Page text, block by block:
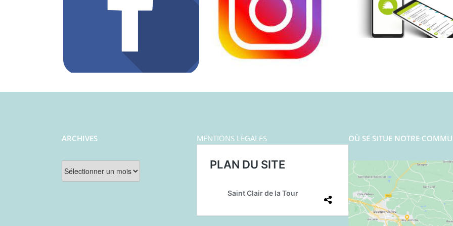
ARCHIVES
Archives
MENTIONS LEGALES OÙ SE SITUE NOTRE